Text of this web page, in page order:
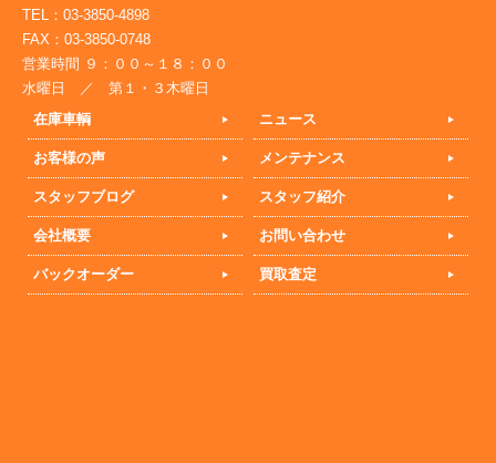
TEL：03-3850-4898
FAX：03-3850-0748
営業時間 ９：００～１８：００
水曜日 ／ 第１・３木曜日
在庫車輌
ニュース
お客様の声 メンテナンス
スタッフブログ スタッフ紹介
会社概要 お問い合わせ
バックオーダー 買取査定